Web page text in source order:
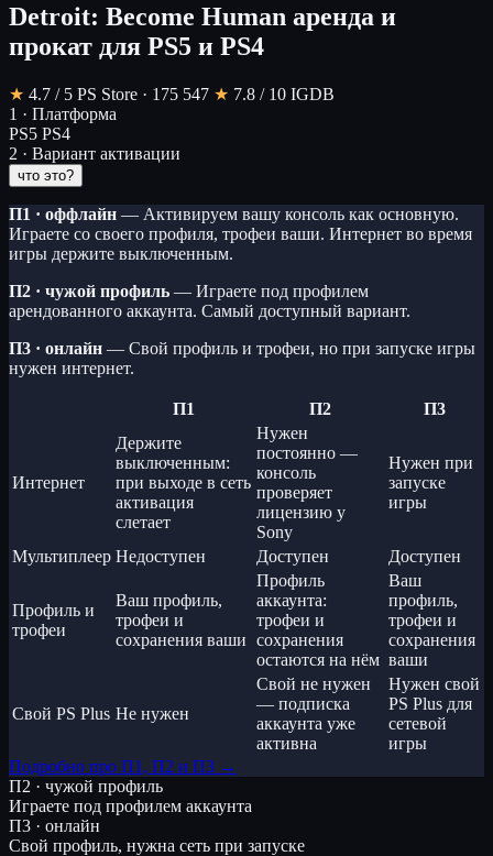
Detroit: Become Human аренда и
прокат для PS5 и PS4
★ 4.7 / 5 PS Store · 175 547 ★ 7.8 / 10 IGDB
1 · Платформа
PS5 PS4
2 · Вариант активации
что это?
П1 · оффлайн — Активируем вашу консоль как основную.
Играете со своего профиля, трофеи ваши. Интернет во время
игры держите выключенным.
П2 · чужой профиль — Играете под профилем
арендованного аккаунта. Самый доступный вариант.
П3 · онлайн — Свой профиль и трофеи, но при запуске игры
нужен интернет.
П1 П2 П3
Интернет
Держите
выключенным:
при выходе в сеть
активация
слетает
Нужен
постоянно —
консоль
проверяет
лицензию у
Sony
Нужен при
запуске
игры
Мультиплеер Недоступен Доступен Доступен
Профиль и
трофеи
Ваш профиль,
трофеи и
сохранения ваши
Профиль
аккаунта:
трофеи и
сохранения
остаются на нём
Ваш
профиль,
трофеи и
сохранения
ваши
Свой PS Plus Не нужен
Свой не нужен
— подписка
аккаунта уже
активна
Нужен свой
PS Plus для
сетевой
игры
Подробно про П1, П2 и П3 →
П2 · чужой профиль
Играете под профилем аккаунта
П3 · онлайн
Свой профиль, нужна сеть при запуске